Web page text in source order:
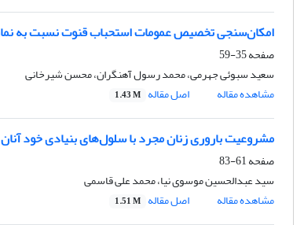
امکان‌سنجی تخصیص عمومات استحباب قنوت نسبت به
صفحه35-59
سعید سبوئی جهرمی، محمد رسول آهنگران، محسن شیرخانی
مشاهده مقاله
اصل مقاله 1.43 M
مشروعیت باروری زنان مجرد با سلول‌های بنیادی خود آنان
صفحه61-83
سید عبدالحسین موسوی نیا، محمد علی قاسمی
مشاهده مقاله
اصل مقاله 1.51 M